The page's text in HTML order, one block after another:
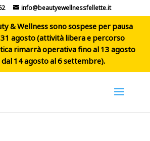
info@beautyewellnessfellette.it
& Wellness sono sospese per pausa
31 agosto (attività libera e percorso
rimarrà operativa fino al 13 agosto
14 agosto al 6 settembre).